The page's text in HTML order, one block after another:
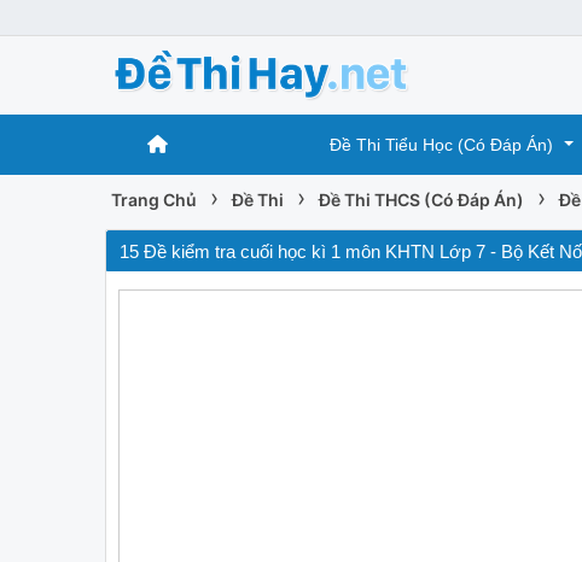
Đề Thi Tiểu Học (Có Đáp Án)
Trang Chủ › Đề Thi › Đề Thi THCS (Có Đáp Án) ›
15 Đề kiểm tra cuối học kì 1 môn KHTN Lớp 7 - Bộ Kết